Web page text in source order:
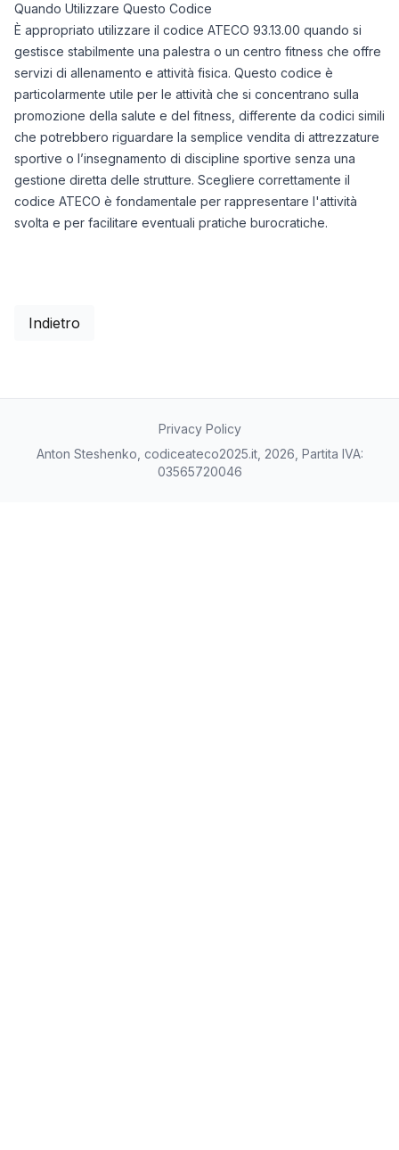
Quando Utilizzare Questo Codice
È appropriato utilizzare il codice ATECO 93.13.00 quando si
gestisce stabilmente una palestra o un centro fitness che offre
servizi di allenamento e attività fisica. Questo codice è
particolarmente utile per le attività che si concentrano sulla
promozione della salute e del fitness, differente da codici simili
che potrebbero riguardare la semplice vendita di attrezzature
sportive o l’insegnamento di discipline sportive senza una
gestione diretta delle strutture. Scegliere correttamente il
codice ATECO è fondamentale per rappresentare l'attività
svolta e per facilitare eventuali pratiche burocratiche.
Indietro
Privacy Policy
Anton Steshenko, codiceateco2025.it, 2026, Partita IVA:
03565720046